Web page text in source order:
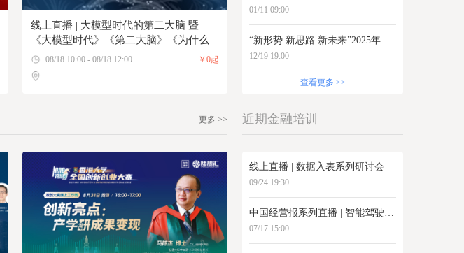
线上直播 | 大模型时代的第二大脑 暨
《大模型时代》《第二大脑》《为什么
伟大不能被计划》分享会
08/18 10:00 - 08/18 12:00 ￥0起
01/11 09:00
“新形势 新思路 新未来”2025年信见投资策略会
12/19 19:00
查看更多 >>
更多 >> 近期金融培训
线上直播 | 数据入表系列研讨会
09/24 19:30
中国经营报系列直播 | 智能驾驶的下一步棋是什么？
07/17 15:00